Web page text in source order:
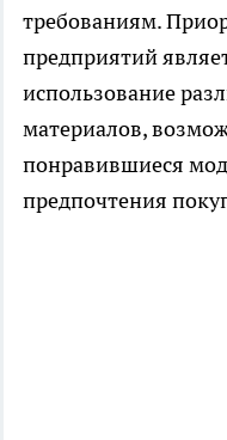
требованиям.
предприятий
использование
материалов,
понравившиеся
предпочтения